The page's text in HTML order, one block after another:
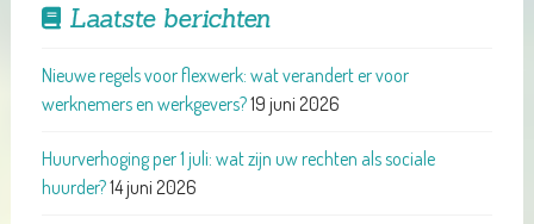
Laatste berichten
Nieuwe regels voor flexwerk: wat verandert er voor
werknemers en werkgevers?19 juni 2026
Huurverhoging per 1 juli: wat zijn uw rechten als sociale
huurder?14 juni 2026